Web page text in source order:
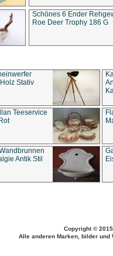
Schönes 6 Ender
Roe Deer Trophy 186 G
Stativ
Teeservice
Antik Stil
Copyright ©
Alle anderen Marken, bilder und